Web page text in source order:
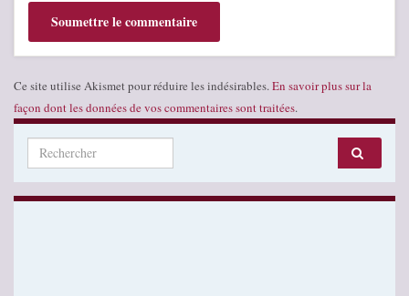
Ce site utilise Akismet pour réduire les indésirables. En savoir plus sur la
façon dont les données de vos commentaires sont traitées.
Search for: